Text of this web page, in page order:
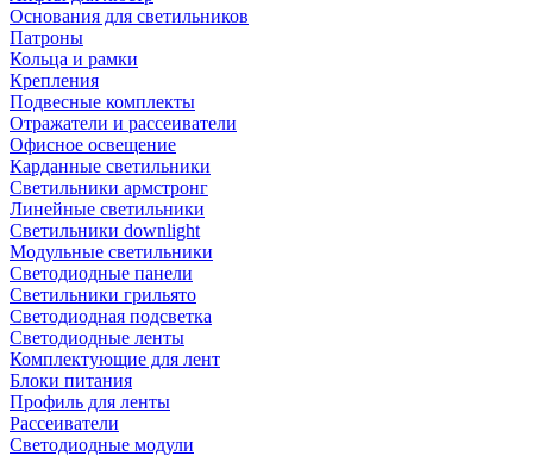
Основания для светильников
Патроны
Кольца и рамки
Крепления
Подвесные комплекты
Отражатели и рассеиватели
Офисное освещение
Карданные светильники
Светильники армстронг
Линейные светильники
Светильники downlight
Модульные светильники
Светодиодные панели
Светильники грильято
Светодиодная подсветка
Светодиодные ленты
Комплектующие для лент
Блоки питания
Профиль для ленты
Рассеиватели
Светодиодные модули